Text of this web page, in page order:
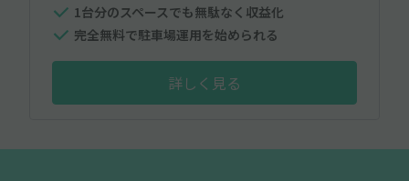
1台分のスペースでも無駄なく収益化
完全無料で駐車場運用を始められる
詳しく見る